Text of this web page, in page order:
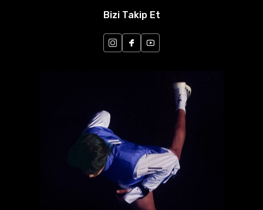
Bizi Takip Et